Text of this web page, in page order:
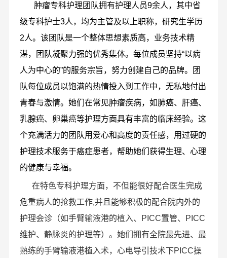
肿瘤专科护理团队拥有护理人员9余人，其中省
级专科护士3人，均为主管及以上职称，研究生学历
2人。该团队是一个整体思想素质高，业务技术精
湛，团队凝聚力强的优秀集体。每位成员坚持“以病
人为中心的”的服务宗旨，努力创建自己的品牌。团
队每位成员以饱满的热情投入到工作中，无私地付出
青春与激情。她们在常见肿瘤疾病，如肺癌、肝癌、
乳腺癌、卵巢癌等护理方面具有丰富的临床经验。这
个充满活力的团队用爱心和高度的责任感，用过硬的
护理技术服务于癌症患者，帮助她们获得生理、心理
的健康与幸福。
在特色专科护理方面，不但能很好配合医生完成
危重病人的抢救工作,并且能够积极的配合院内外的
护理会诊（如手臂输液港的植入、PICC置管、PICC
维护、静脉炎的护理等）。她们拥有全院最先进、最
熟练的手臂输液港植入术，心电导引技术下PICC操